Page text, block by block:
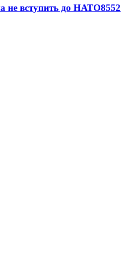
не вступить до НАТО8552